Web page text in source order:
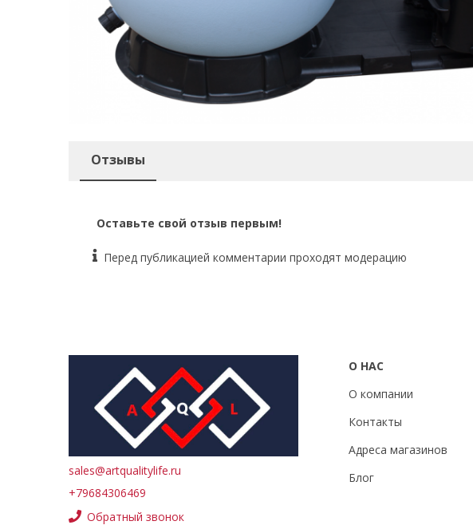
Отзывы
Оставьте свой отзыв первым!
Перед публикацией комментарии проходят модерацию
sales@artqualitylife.ru
+79684306469
Обратный звонок
О НАС
О компании
Контакты
Адреса магазинов
Блог